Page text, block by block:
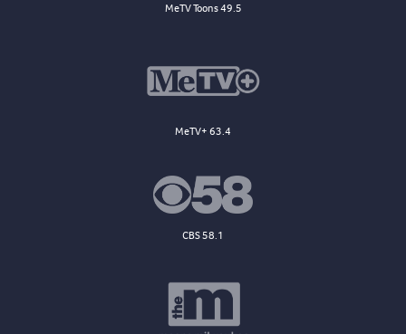
MeTV Toons 49.5
MeTV+ 63.4
CBS 58.1